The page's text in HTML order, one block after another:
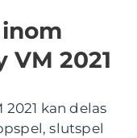
VM 2021
kan delas
slutspel